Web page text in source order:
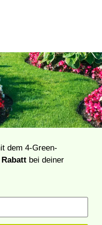
dem 4-Green-
Rabatt bei deiner